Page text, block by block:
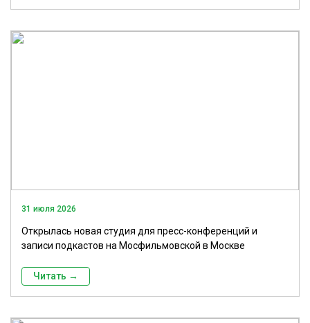
31 июля 2026
Открылась новая студия для пресс-конференций и
записи подкастов на Мосфильмовской в Москве
Читать →